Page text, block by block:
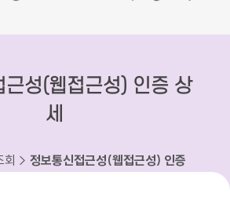
근성(웹접근성) 인증 상
세
회 > 정보통신접근성(웹접근성) 인증